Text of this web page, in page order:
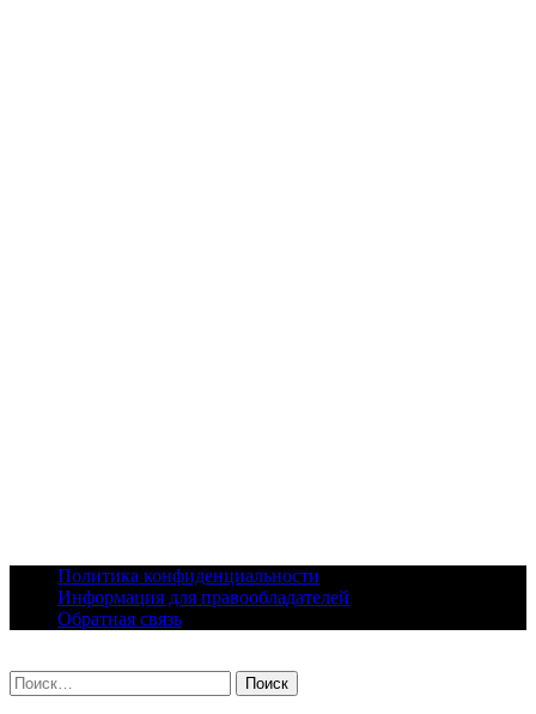
content
Политика конфиденциальности
Информация для правообладателей
Обратная связь
Найти: